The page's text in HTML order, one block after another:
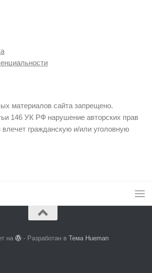
материалов сайта запрещено.
146 УК РФ нарушение авторских прав
влечет гражданскую и/или уголовную
на - Разработан вТема Hueman